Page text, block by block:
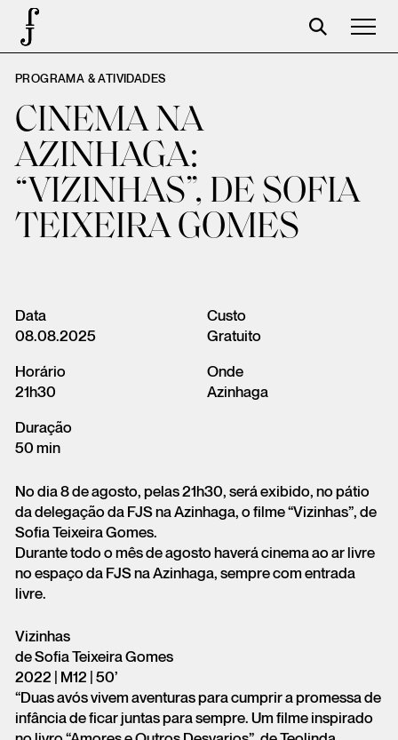
José Saramago
Programación
La Fundación
Aparceros
Centenario
Carrito
Acceso
PROGRAMA & ATIVIDADES
CINEMA NA
AZINHAGA:
“VIZINHAS”, DE SOFIA
TEIXEIRA GOMES
Data
08.08.2025
Horário
21h30
Duração
50 min
Custo
Gratuito
Onde
Azinhaga
No dia 8 de agosto, pelas 21h30, será exibido, no pátio
da delegação da FJS na Azinhaga, o filme “Vizinhas”, de
Sofia Teixeira Gomes.
Durante todo o mês de agosto haverá cinema ao ar livre
no espaço da FJS na Azinhaga, sempre com entrada
livre.
Vizinhas
de Sofia Teixeira Gomes
2022 | M12 | 50’
“Duas avós vivem aventuras para cumprir a promessa de
infância de ficar juntas para sempre. Um filme inspirado